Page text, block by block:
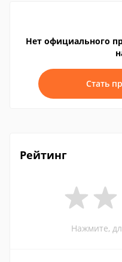
Нет официального
Стать
Рейтинг
Нажмите,